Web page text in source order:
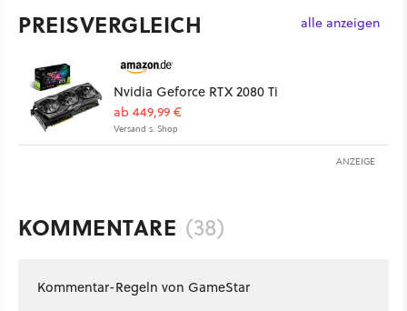
PREISVERGLEICH alle anzeigen
Nvidia Geforce RTX 2080 Ti
ab 449,99 €
Versand s. Shop
ANZEIGE
KOMMENTARE (38)
Kommentar-Regeln von GameStar